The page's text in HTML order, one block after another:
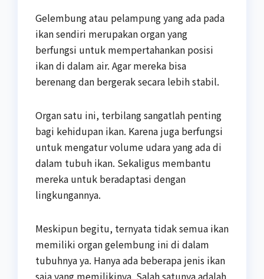
Gelembung atau pelampung yang ada pada
ikan sendiri merupakan organ yang
berfungsi untuk mempertahankan posisi
ikan di dalam air. Agar mereka bisa
berenang dan bergerak secara lebih stabil.
Organ satu ini, terbilang sangatlah penting
bagi kehidupan ikan. Karena juga berfungsi
untuk mengatur volume udara yang ada di
dalam tubuh ikan. Sekaligus membantu
mereka untuk beradaptasi dengan
lingkungannya.
Meskipun begitu, ternyata tidak semua ikan
memiliki organ gelembung ini di dalam
tubuhnya ya. Hanya ada beberapa jenis ikan
saja yang memilikinya. Salah satunya adalah